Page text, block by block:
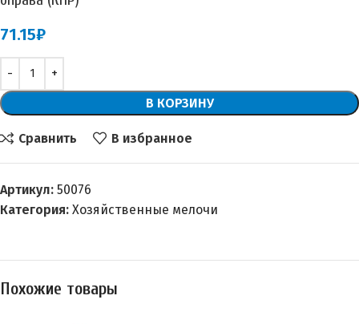
71.15₽
В КОРЗИНУ
Сравнить В избранное
Артикул: 50076
Категория: Хозяйственные мелочи
Похожие товары